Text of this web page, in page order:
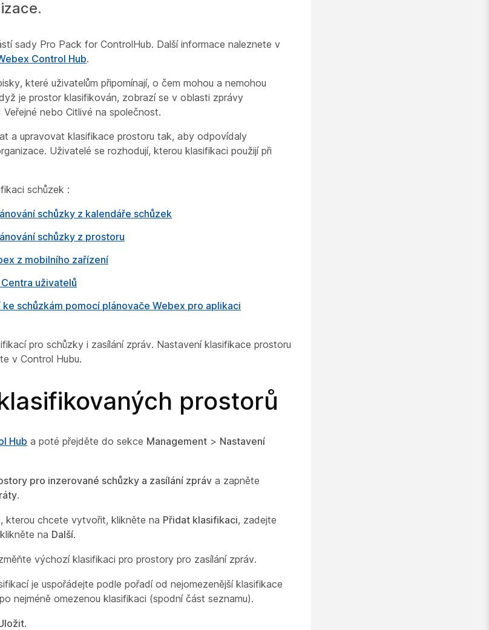
sady Pro Pack for ControlHub. Další informace naleznete v
Control Hub.
které uživatelům připomínají, o čem mohou a nemohou
je prostor klasifikován, zobrazí se v oblasti zprávy
nebo Citlivé na společnost.
a upravovat klasifikace prostoru tak, aby odpovídaly
Uživatelé se rozhodují, kterou klasifikaci použijí při
schůzek :
schůzky z kalendáře schůzek
schůzky z prostoru
z mobilního zařízení
uživatelů
ke schůzkám pomocí plánovače Webex pro aplikaci
pro schůzky i zasílání zpráv. Nastavení klasifikace prostoru
v Control Hubu.
prostorů
Hub a poté přejděte do sekce Management > Nastavení
pro inzerované schůzky a zasílání zpráv a zapněte
.
kterou chcete vytvořit, klikněte na Přidat klasifikaci, zadejte
na Další.
výchozí klasifikaci pro prostory pro zasílání zpráv.
je uspořádejte podle pořadí od nejomezenější klasifikace
nejméně omezenou klasifikaci (spodní část seznamu).
.